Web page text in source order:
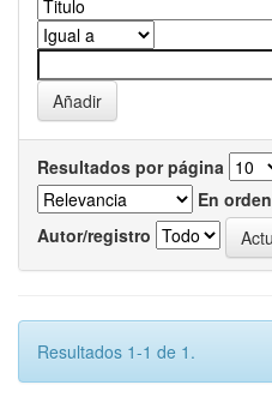
Resultados por página
En orden
Autor/registro
Resultados 1-1 de 1.